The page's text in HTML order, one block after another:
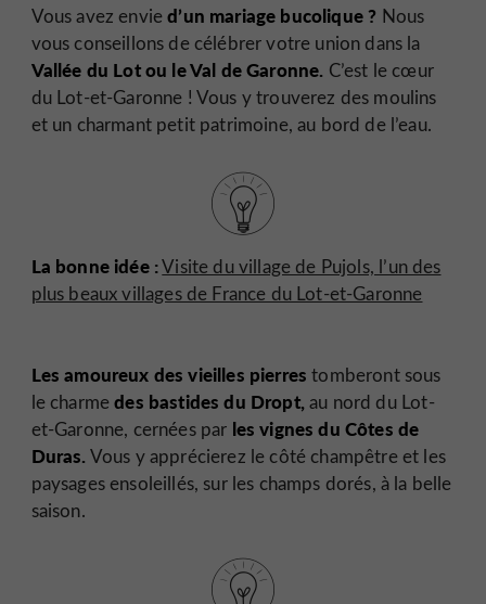
Vous avez envied’un mariage bucolique ? Nous
vous conseillons de célébrer votre union dans la
Vallée du Lot ou le Val de Garonne. C’est le cœur
du Lot-et-Garonne ! Vous y trouverez des moulins
et un charmant petit patrimoine, au bord de l’eau.
La bonne idée :Visite du village de Pujols, l’un des
plus beaux villages de France du Lot-et-Garonne
Les amoureux des vieilles pierres tomberont sous
le charmedes bastides du Dropt,au nord du Lot-
et-Garonne, cernées par les vignes du Côtes de
Duras. Vous y apprécierez le côté champêtre et les
paysages ensoleillés, sur les champs dorés, à la belle
saison.